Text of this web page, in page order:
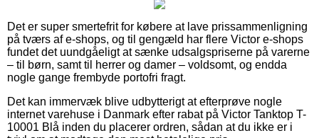
Det er super smertefrit for købere at lave prissammenligning
på tværs af e-shops, og til gengæld har flere Victor e-shops
fundet det uundgåeligt at sænke udsalgspriserne på varerne
– til børn, samt til herrer og damer – voldsomt, og endda
nogle gange frembyde portofri fragt.
Det kan immervæk blive udbytterigt at efterprøve nogle
internet varehuse i Danmark efter rabat på Victor Tanktop T-
10001 Blå inden du placerer ordren, sådan at du ikke er i